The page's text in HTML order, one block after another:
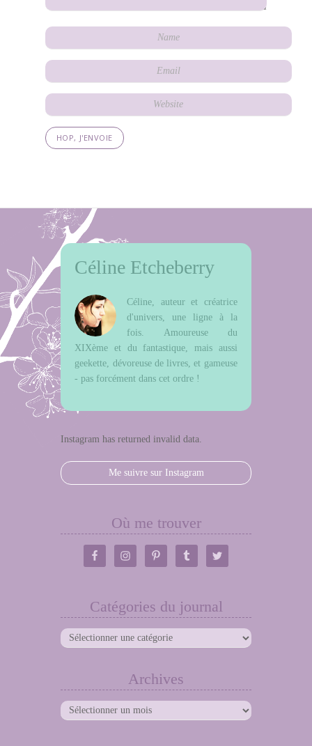
Céline Etcheberry
Céline, auteur et créatrice
d'univers, une ligne à la
fois. Amoureuse du
XIXème et du fantastique, mais aussi
geekette, dévoreuse de livres, et gameuse
- pas forcément dans cet ordre !
Instagram has returned invalid data.
Me suivre sur Instagram
Où me trouver
Catégories du journal
Catégories
du
Archives
Archives